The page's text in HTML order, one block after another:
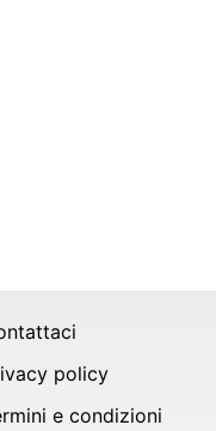
policy
e condizioni